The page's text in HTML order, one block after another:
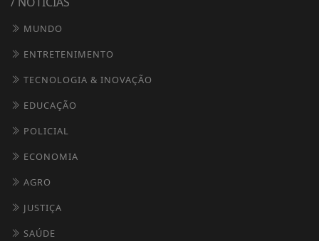
MUNDO
ENTRETENIMENTO
TECNOLOGIA & INOVAÇÃO
EDUCAÇÃO
POLICIAL
ECONOMIA
AGRO
JUSTIÇA
SAÚDE